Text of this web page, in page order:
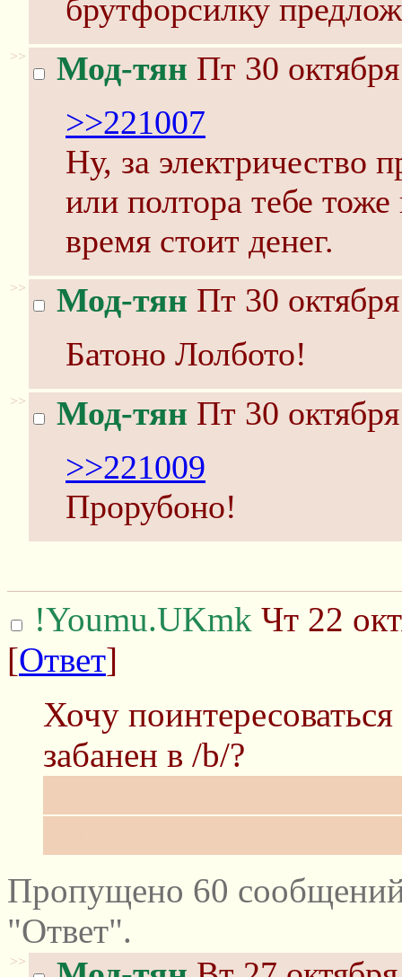
брутфорсилку
>> Мод-тян Пт 30
>>221007
Ну, за электричество
или полтора тебе
время стоит денег.
>> Мод-тян Пт 30
Батоно Лолбото!
>> Мод-тян Пт 30
>>221009
Прорубоно!
!Youmu.UKmk Чт 22
[Ответ]
Хочу
забанен в /b/?
Пропущено 60
"Ответ".
>>